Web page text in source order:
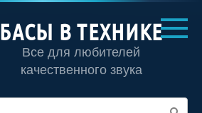
БАСЫ В ТЕХНИКЕ
Все для любителей
качественного звука